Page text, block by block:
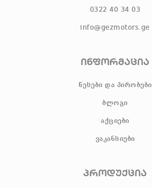
0322 40 34 03
info@gezmotors.ge
ინფორმაცია
წესები და პირობები
ბლოგი
აქციები
ვაკანსიები
პროდუქცია